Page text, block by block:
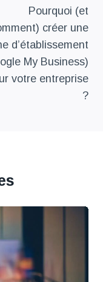
Pourquoi (et
créer une
d’établissement
My Business)
votre entreprise
?